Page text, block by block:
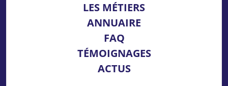
LES MÉTIERS
ANNUAIRE
FAQ
TÉMOIGNAGES
ACTUS